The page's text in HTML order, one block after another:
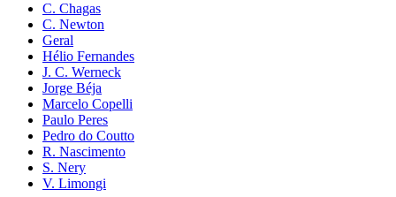
C. Chagas
C. Newton
Geral
Hélio Fernandes
J. C. Werneck
Jorge Béja
Marcelo Copelli
Paulo Peres
Pedro do Coutto
R. Nascimento
S. Nery
V. Limongi